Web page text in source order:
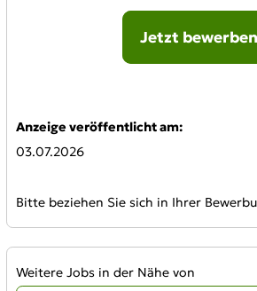
Jetzt bewerben
Anzeige veröffentlicht am:
03.07.2026
Bitte beziehen Sie sich in Ihrer
Weitere Jobs in der Nähe von